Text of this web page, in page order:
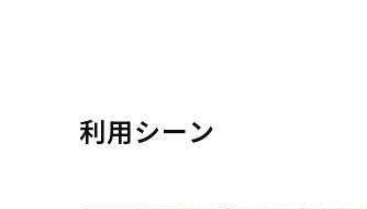
利用シーン